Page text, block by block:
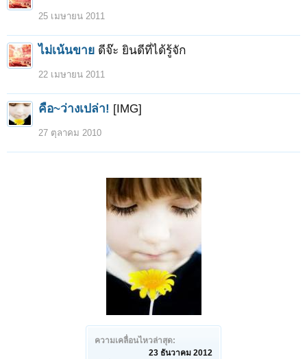
ความเคลื่อนไหวล่าสุด:
23 ธันวาคม 2012
25 เมษายน 2011
ไม่เน้นขาย ดีจ๊ะ ยินดีที่ได้รู้จัก
22 เมษายน 2011
คือ~ว่างเปล่า! [IMG]
27 ตุลาคม 2010